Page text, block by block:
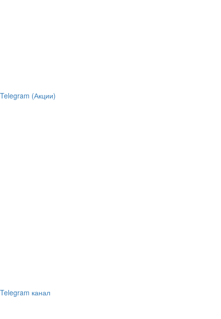
Telegram (Акции)
Telegram канал